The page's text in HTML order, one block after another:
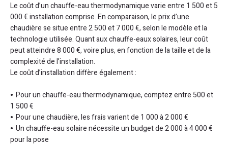
Le coût d’un chauffe-eau thermodynamique varie entre 1 500 et 5
000 € installation comprise. En comparaison, le prix d’une
chaudière se situe entre 2 500 et 7 000 €, selon le modèle et la
technologie utilisée. Quant aux chauffe-eaux solaires, leur coût
peut atteindre 8 000 €, voire plus, en fonction de la taille et de la
complexité de l’installation.
Le coût d’installation diffère également :
Pour un chauffe-eau thermodynamique, comptez entre 500 et
1 500 €
Pour une chaudière, les frais varient de 1 000 à 2 000 €
Un chauffe-eau solaire nécessite un budget de 2 000 à 4 000 €
pour la pose